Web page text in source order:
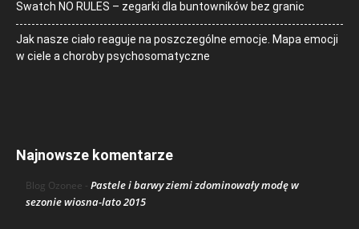
Swatch NO RULES – zegarki dla buntowników bez granic
Jak nasze ciało reaguje na poszczególne emocje. Mapa emocji
w ciele a choroby psychosomatyczne
Najnowsze komentarze
Blog Ozonee - Pastele i barwy ziemi zdominowały modę w
sezonie wiosna-lato 2015